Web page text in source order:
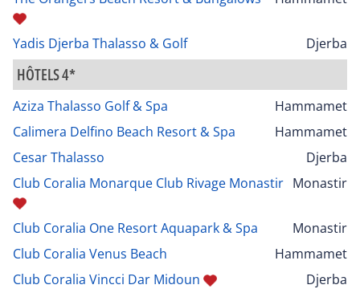
Yadis Djerba Thalasso & Golf Djerba
HÔTELS 4*
Aziza Thalasso Golf & Spa
Hammamet
Calimera Delfino Beach Resort & Spa
Hammamet
Cesar Thalasso
Djerba
Club Coralia Monarque Club Rivage Monastir Monastir
Club Coralia One Resort Aquapark & Spa
Monastir
Club Coralia Venus Beach
Hammamet
Club Coralia Vincci Dar Midoun
Djerba